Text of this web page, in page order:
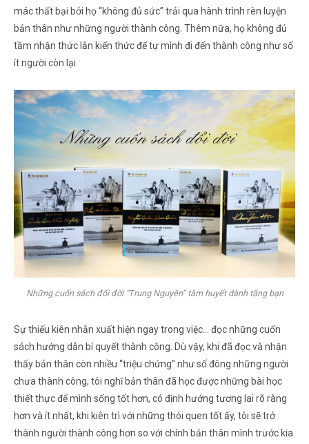
mác thất bại bởi họ “không đủ sức” trải qua hành trình rèn luyện
bản thân như những người thành công. Thêm nữa, họ không đủ
tầm nhận thức lẫn kiến thức để tự mình đi đến thành công như số
ít người còn lại.
Những cuốn sách đổi đời “Trung Nguyên” tâm huyết dành tặng bạn
Sự thiếu kiên nhẫn xuất hiện ngay trong việc… đọc những cuốn
sách hướng dẫn bí quyết thành công. Dù vậy, khi đã đọc và nhận
thấy bản thân còn nhiều “triệu chứng” như số đông những người
chưa thành công, tôi nghĩ bản thân đã học được những bài học
thiết thực để mình sống tốt hơn, có định hướng tương lai rõ ràng
hơn và ít nhất, khi kiên trì với những thói quen tốt ấy, tôi sẽ trở
thành người thành công hơn so với chính bản thân mình trước kia.